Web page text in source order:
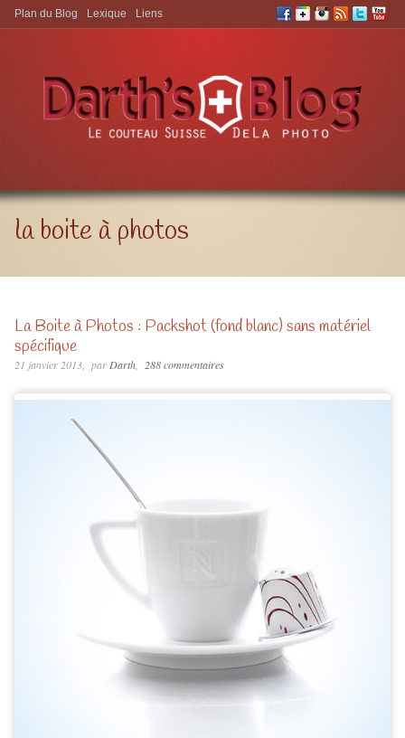
Aller à:
Plan du Blog Lexique Liens
la boite à photos
La Boite à Photos : Packshot (fond blanc) sans matériel
spécifique
21 janvier 2013 parDarth 288 commentaires